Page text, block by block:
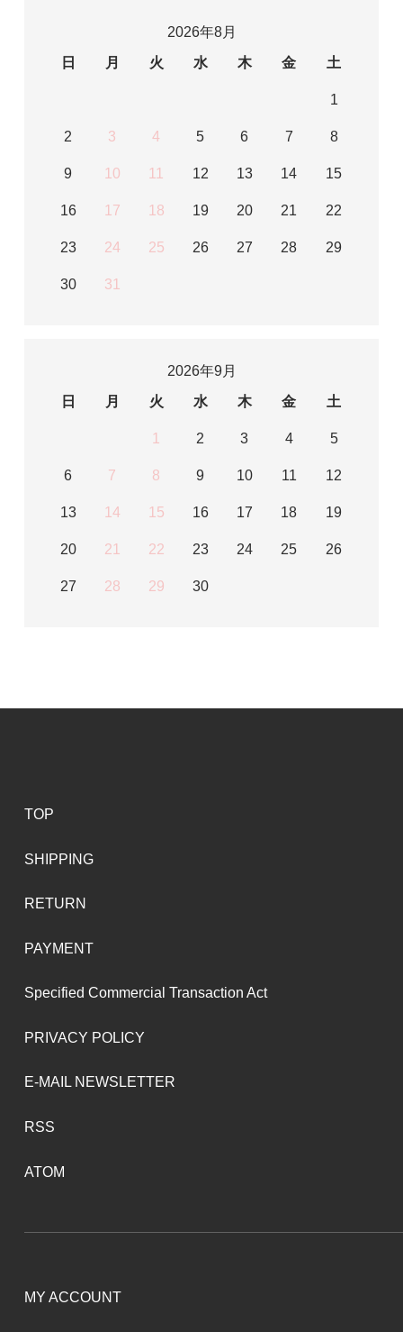
2026年8月
日
月 火 水 木 金 土
1
2 3 4 5 6 7 8
9 10 11 12 13 14 15
16 17 18 19 20 21 22
23 24 25 26 27 28 29
30 31
2026年9月
日
月 火 水 木 金 土
1 2 3 4 5
6 7 8 9 10 11 12
13 14 15 16 17 18 19
20 21 22 23 24 25 26
27 28 29 30
TOP
SHIPPING
RETURN
PAYMENT
Specified Commercial Transaction Act
PRIVACY POLICY
E-MAIL NEWSLETTER
RSS
ATOM
MY ACCOUNT